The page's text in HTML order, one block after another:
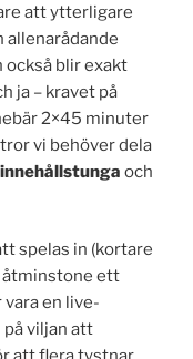
att ytterligare
allenarådande
också blir exakt
ja – kravet på
2×45 minuter
vi behöver dela
innehållstunga och
spelas in (kortare
åtminstone ett
vara en live-
viljan att